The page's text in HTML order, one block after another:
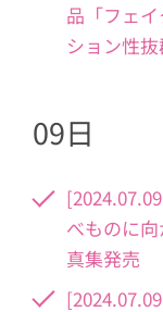
品「フェ
ション性
09日
べものに
真集発売